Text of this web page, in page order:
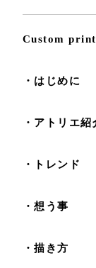
Custom
・はじめに
・アトリエ紹
・トレンド
・想う事
・描き方